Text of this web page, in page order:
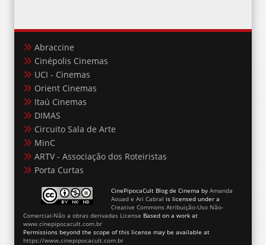
Abraccine
Cinépolis Cinemas
UCI - Cinemas
Orient Cinemas
Itaú Cinemas
DIMAS
Circuito Sala de Arte
MinC
ARTV - Associação dos Roteiristas
Porta Curtas
CinePipocaCult Blog de Cinema by Amanda
Aouad e Ari Cabral is licensed under a
Creative Commons Atribuição-Uso Não-
Comercial-Não a obras derivadas License Based on a work at
www.cinepipocacult.com.br
Permissions beyond the scope of this license may be available at
https://www.cinepipocacult.com.br